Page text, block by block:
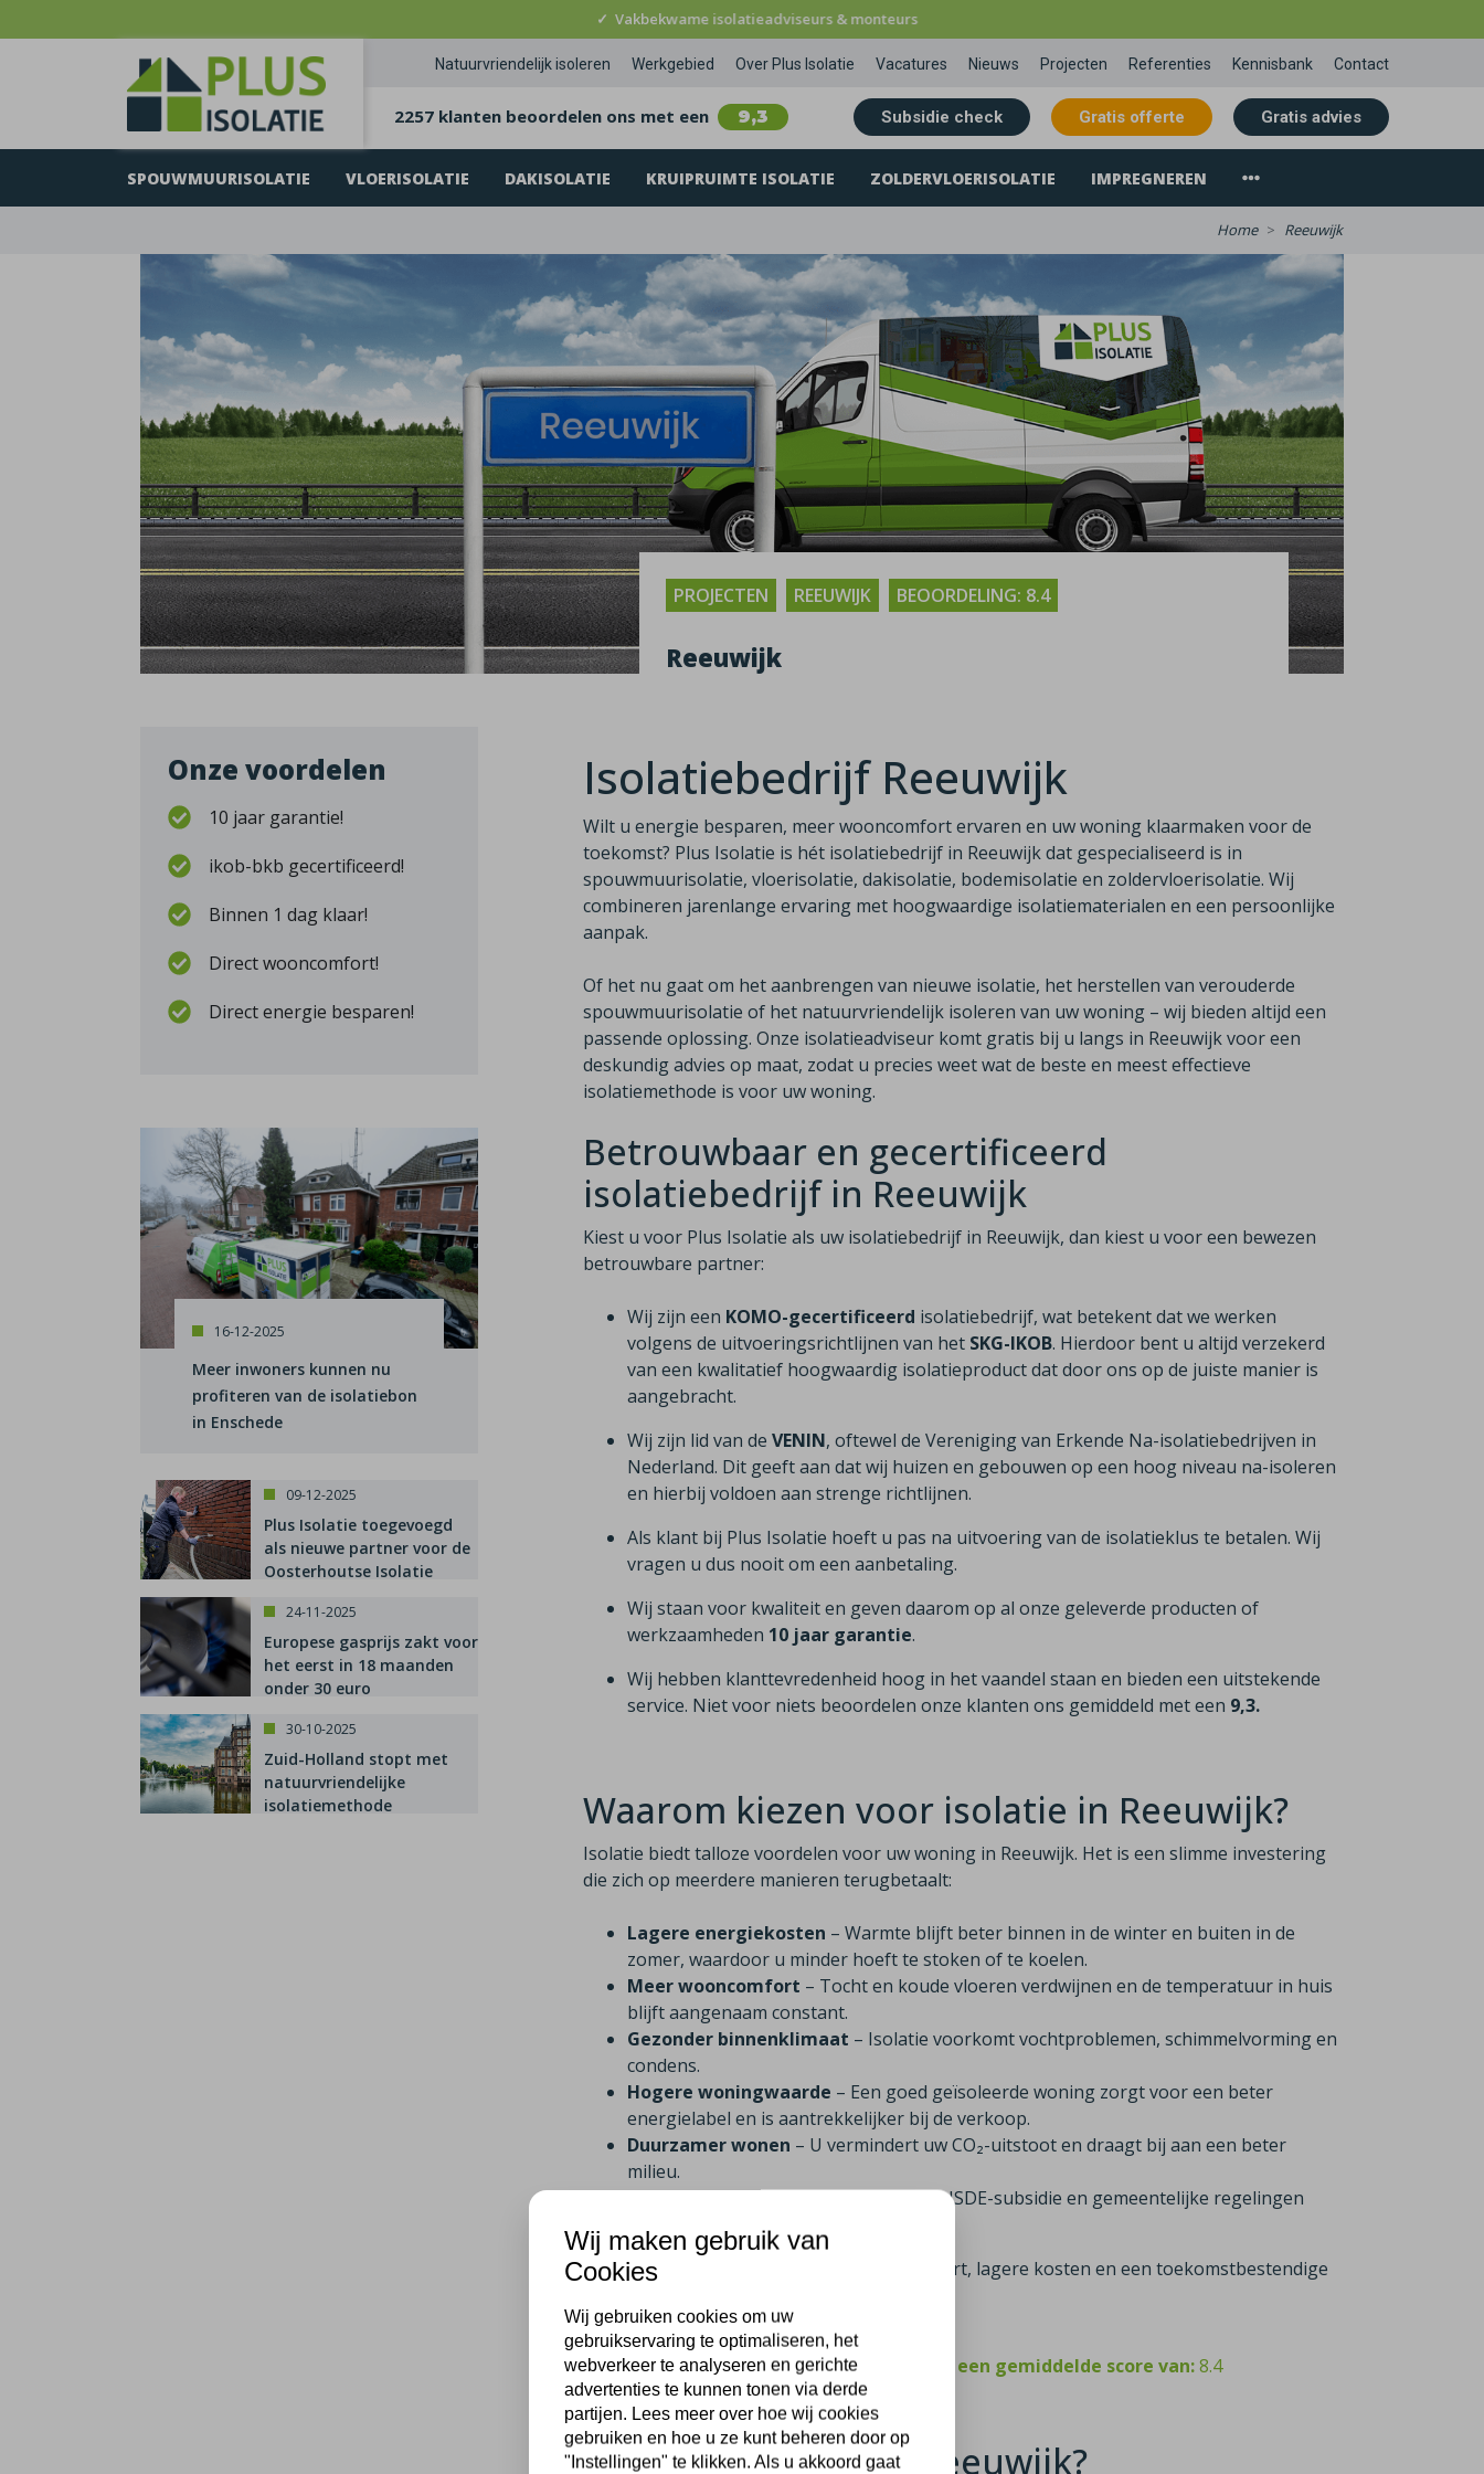
✓ Vakbekwame isolatieadviseurs & monteurs
Natuurvriendelijk isoleren Werkgebied Over Plus Isolatie Vacatures Nieuws Projecten Referenties Kennisbank Contact
2257 klanten beoordelen ons met een 9,3 Subsidie check Gratis offerte Gratis advies
SPOUWMUURISOLATIE VLOERISOLATIE DAKISOLATIE KRUIPRUIMTE ISOLATIE ZOLDERVLOERISOLATIE IMPREGNEREN
Home Reeuwijk
Onze voordelen
10 jaar garantie!
ikob-bkb gecertificeerd!
Binnen 1 dag klaar!
Direct wooncomfort!
Direct energie besparen!
16-12-2025
Meer inwoners kunnen nu
profiteren van de isolatiebon
in Enschede
09-12-2025
Plus Isolatie toegevoegd
als nieuwe partner voor de
Oosterhoutse Isolatie
24-11-2025
Europese gasprijs zakt voor
het eerst in 18 maanden
onder 30 euro
30-10-2025
Zuid-Holland stopt met
natuurvriendelijke
isolatiemethode
PROJECTEN REEUWIJK BEOORDELING: 8.4
Reeuwijk
Isolatiebedrijf Reeuwijk
Wilt u energie besparen, meer wooncomfort ervaren en uw woning klaarmaken voor de
toekomst? Plus Isolatie is hét isolatiebedrijf in Reeuwijk dat gespecialiseerd is in
spouwmuurisolatie, vloerisolatie, dakisolatie, bodemisolatie en zoldervloerisolatie. Wij
combineren jarenlange ervaring met hoogwaardige isolatiematerialen en een persoonlijke
aanpak.
Of het nu gaat om het aanbrengen van nieuwe isolatie, het herstellen van verouderde
spouwmuurisolatie of het natuurvriendelijk isoleren van uw woning – wij bieden altijd een
passende oplossing. Onze isolatieadviseur komt gratis bij u langs in Reeuwijk voor een
deskundig advies op maat, zodat u precies weet wat de beste en meest effectieve
isolatiemethode is voor uw woning.
Betrouwbaar en gecertificeerd
isolatiebedrijf in Reeuwijk
Kiest u voor Plus Isolatie als uw isolatiebedrijf in Reeuwijk, dan kiest u voor een bewezen
betrouwbare partner:
Wij zijn een KOMO-gecertificeerd isolatiebedrijf, wat betekent dat we werken
volgens de uitvoeringsrichtlijnen van het SKG-IKOB. Hierdoor bent u altijd verzekerd
van een kwalitatief hoogwaardig isolatieproduct dat door ons op de juiste manier is
aangebracht.
Wij zijn lid van deVENIN, oftewel de Vereniging van Erkende Na-isolatiebedrijven in
Nederland. Dit geeft aan dat wij huizen en gebouwen op een hoog niveau na-isoleren
en hierbij voldoen aan strenge richtlijnen.
Als klant bij Plus Isolatie hoeft u pas na uitvoering van de isolatieklus te betalen. Wij
vragen u dus nooit om een aanbetaling.
Wij staan voor kwaliteit en geven daarom op al onze geleverde producten of
werkzaamheden 10 jaar garantie.
Wij hebben klanttevredenheid hoog in het vaandel staan en bieden een uitstekende
service. Niet voor niets beoordelen onze klanten ons gemiddeld met een 9,3.
Waarom kiezen voor isolatie in Reeuwijk?
Isolatie biedt talloze voordelen voor uw woning in Reeuwijk. Het is een slimme investering
die zich op meerdere manieren terugbetaalt:
Lagere energiekosten – Warmte blijft beter binnen in de winter en buiten in de
zomer, waardoor u minder hoeft te stoken of te koelen.
Meer wooncomfort – Tocht en koude vloeren verdwijnen en de temperatuur in huis
blijft aangenaam constant.
Gezonder binnenklimaat – Isolatie voorkomt vochtproblemen, schimmelvorming en
condens.
Hogere woningwaarde – Een goed geïsoleerde woning zorgt voor een beter
energielabel en is aantrekkelijker bij de verkoop.
Duurzamer wonen – U vermindert uw CO₂-uitstoot en draagt bij aan een beter
milieu.
Aantrekkelijke subsidie– Dankzij de ISDE-subsidie en gemeentelijke regelingen
verdient u uw investering sneller terug.
Met isolatie profiteert u dus van meer comfort, lagere kosten en een toekomstbestendige
Klanten uit Reeuwijk beoordelen ons met een gemiddelde score van:8.4
Wat kost isolatie in Reeuwijk?
Wij maken gebruik van
Cookies
Wij gebruiken cookies om uw
gebruikservaring te optimaliseren, het
webverkeer te analyseren en gerichte
advertenties te kunnen tonen via derde
partijen. Lees meer over hoe wij cookies
gebruiken en hoe u ze kunt beheren door op
"Instellingen" te klikken. Als u akkoord gaat